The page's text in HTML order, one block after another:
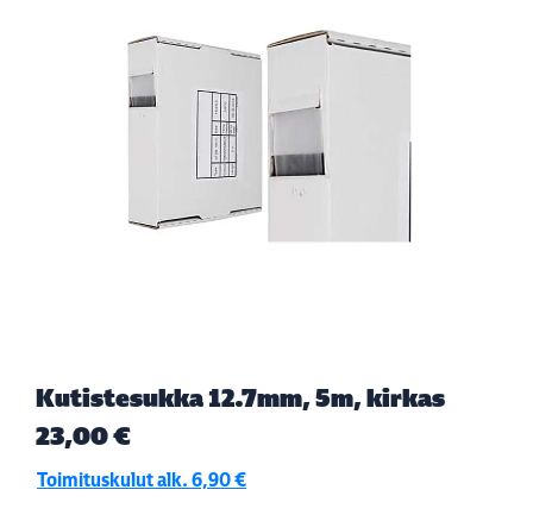
Kutistesukka 12.7mm, 5m, kirkas
23,00 €
Toimituskulut alk. 6,90 €